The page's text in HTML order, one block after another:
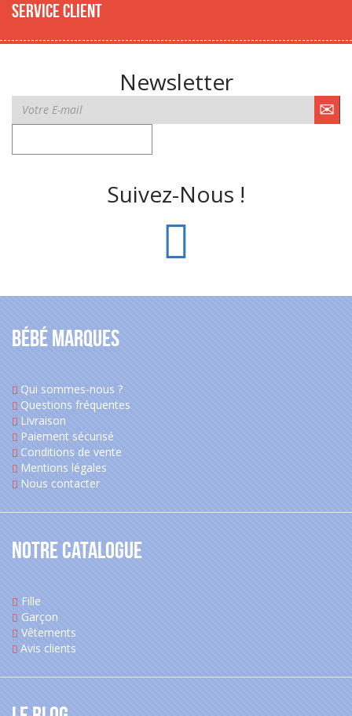
Service client
Newsletter
Suivez-Nous !
Bébé Marques
Qui sommes-nous ?
Questions fréquentes
Livraison
Paiement sécurisé
Conditions de vente
Mentions légales
Nous contacter
Notre catalogue
Fille
Garçon
Vêtements
Avis clients